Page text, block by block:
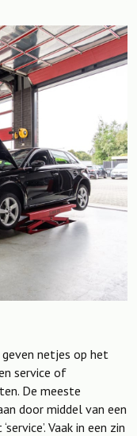
netjes op het
service of
De meeste
door middel van een
Vaak in een zin